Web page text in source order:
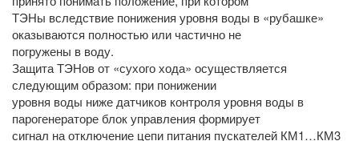
ТЭНы вследствие понижения уровня воды в «рубашке»
оказываются полностью или частично не
погружены в воду.
Защита ТЭНов от «сухого хода» осуществляется
следующим образом: при понижении
уровня воды ниже датчиков контроля уровня воды в
парогенераторе блок управления формирует
сигнал на отключение цепи питания пускателей КМ1…КМ3